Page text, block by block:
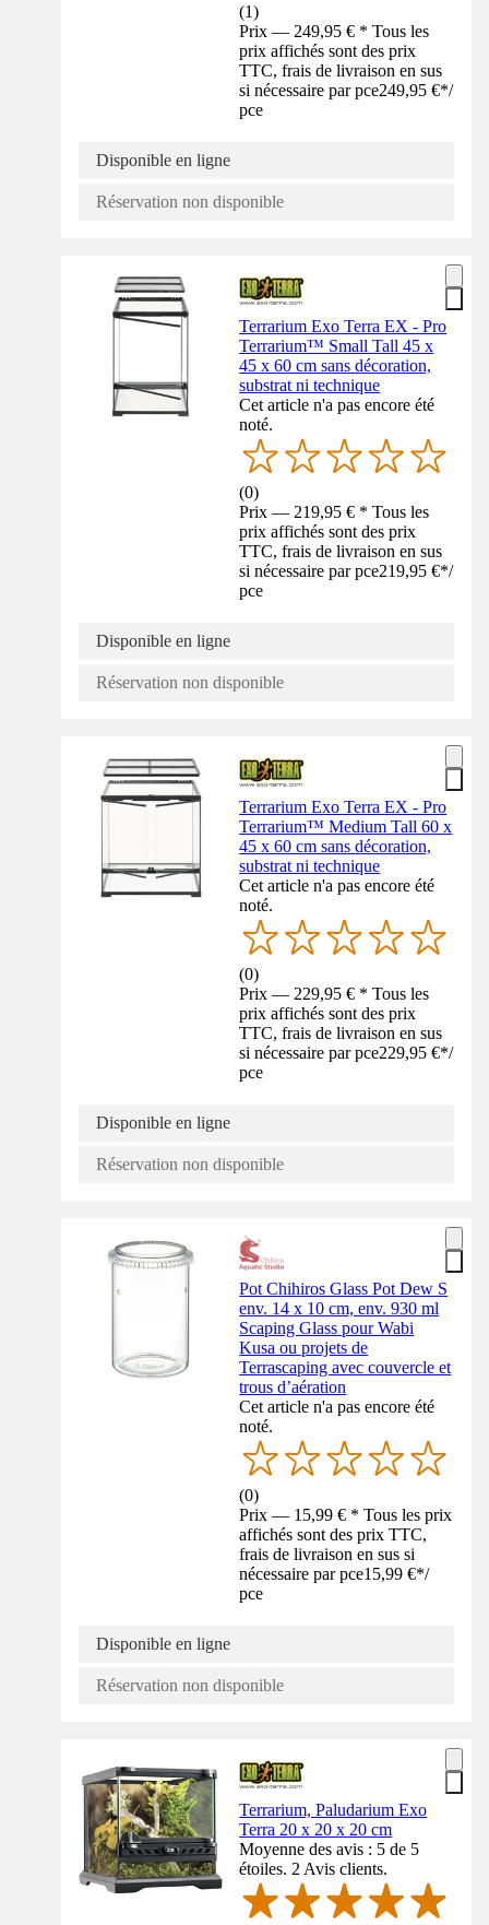
(1)
Prix — 249,95 € * Tous les
prix affichés sont des prix
TTC, frais de livraison en sus
si nécessaire par pce249,95 €*/
pce
Disponible en ligne
Réservation non disponible
Terrarium Exo Terra EX - Pro
Terrarium™ Small Tall 45 x
45 x 60 cm sans décoration,
substrat ni technique
Cet article n'a pas encore été
noté.
(0)
Prix — 219,95 € * Tous les
prix affichés sont des prix
TTC, frais de livraison en sus
si nécessaire par pce219,95 €*/
pce
Disponible en ligne
Réservation non disponible
Terrarium Exo Terra EX - Pro
Terrarium™ Medium Tall 60 x
45 x 60 cm sans décoration,
substrat ni technique
Cet article n'a pas encore été
noté.
(0)
Prix — 229,95 € * Tous les
prix affichés sont des prix
TTC, frais de livraison en sus
si nécessaire par pce229,95 €*/
pce
Disponible en ligne
Réservation non disponible
Pot Chihiros Glass Pot Dew S
env. 14 x 10 cm, env. 930 ml
Scaping Glass pour Wabi
Kusa ou projets de
Terrascaping avec couvercle et
trous d’aération
Cet article n'a pas encore été
noté.
(0)
Prix — 15,99 € * Tous les prix
affichés sont des prix TTC,
frais de livraison en sus si
nécessaire par pce15,99 €*/
pce
Disponible en ligne
Réservation non disponible
Terrarium, Paludarium Exo
Terra 20 x 20 x 20 cm
Moyenne des avis : 5 de 5
étoiles. 2 Avis clients.